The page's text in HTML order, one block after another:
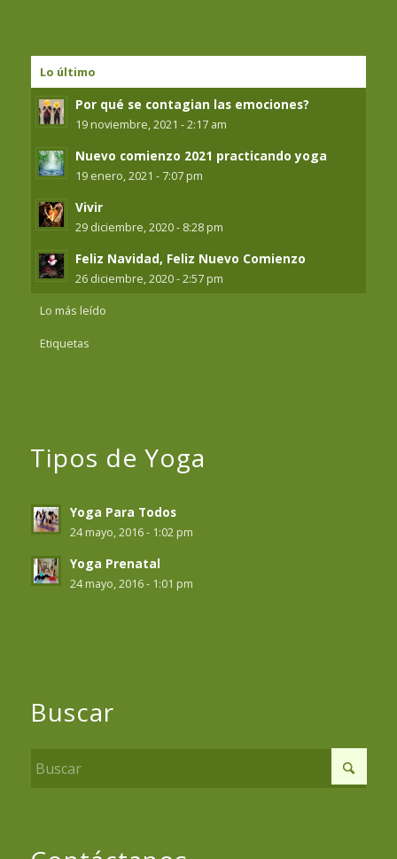
Lo último
Por qué se contagian las emociones?
19 noviembre, 2021 - 2:17 am
Nuevo comienzo 2021 practicando yoga
19 enero, 2021 - 7:07 pm
Vivir
29 diciembre, 2020 - 8:28 pm
Feliz Navidad, Feliz Nuevo Comienzo
26 diciembre, 2020 - 2:57 pm
Lo más leído
Etiquetas
Tipos de Yoga
Yoga Para Todos
24 mayo, 2016 - 1:02 pm
Yoga Prenatal
24 mayo, 2016 - 1:01 pm
Buscar